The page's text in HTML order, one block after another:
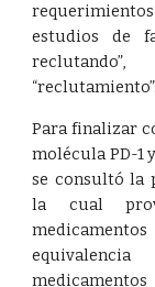
estudios de
“reclutamiento”.
Para finalizar
molécula PD-1
se consultó la
la cual